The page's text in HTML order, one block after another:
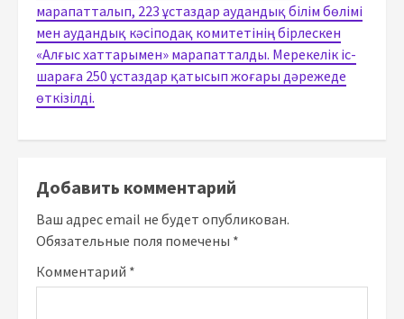
марапатталып, 223 ұстаздар аудандық білім бөлімі
мен аудандық кәсіподақ комитетінің бірлескен
«Алғыс хаттарымен» марапатталды. Мерекелік іс-
шараға 250 ұстаздар қатысып жоғары дәрежеде
өткізілді.
Добавить комментарий
Ваш адрес email не будет опубликован.
Обязательные поля помечены *
Комментарий *